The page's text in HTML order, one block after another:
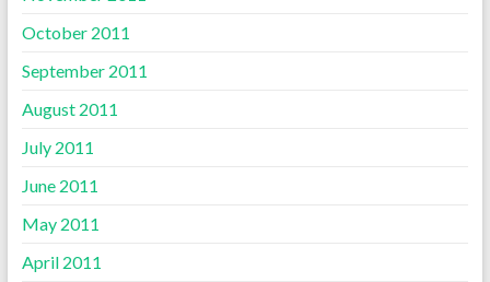
October 2011
September 2011
August 2011
July 2011
June 2011
May 2011
April 2011